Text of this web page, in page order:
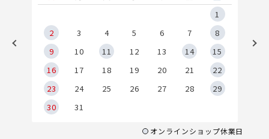
1
2
3 4 5 6 7
8
9
10 11 12 13 14
15
16
17 18 19 20 21
22
23
24 25 26 27 28
29
30
31
オンラインショップ休業日